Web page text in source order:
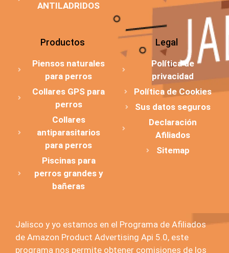
ANTILADRIDOS
Productos
Piensos naturales
para perros
Collares GPS para
perros
Collares
antiparasitarios
para perros
Piscinas para
perros grandes y
bañeras
Legal
Política de
privacidad
Política de Cookies
Sus datos seguros
Declaración
Afiliados
Sitemap
Jalisco y yo estamos en el Programa de Afiliados
de Amazon Product Advertising Api 5.0, este
programa nos permite obtener comisiones de los